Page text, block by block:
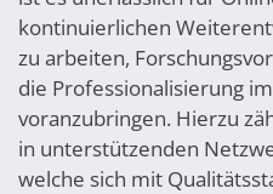
kontinuierlichen
zu arbeiten,
die Professionalisierung
voranzubringen. Hierzu
in unterstützenden
welche sich mit